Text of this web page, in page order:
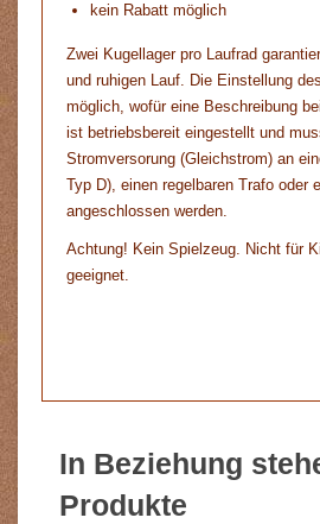
kein Rabatt möglich
Zwei Kugellager pro Laufrad
und ruhigen Lauf. Die Einstellung
möglich, wofür eine Beschreibung
ist betriebsbereit eingestellt und
Stromversorung (Gleichstrom) an
Typ D), einen regelbaren Trafo oder
angeschlossen werden.
Achtung! Kein Spielzeug. Nicht für
geeignet.
In Beziehung
Produkte